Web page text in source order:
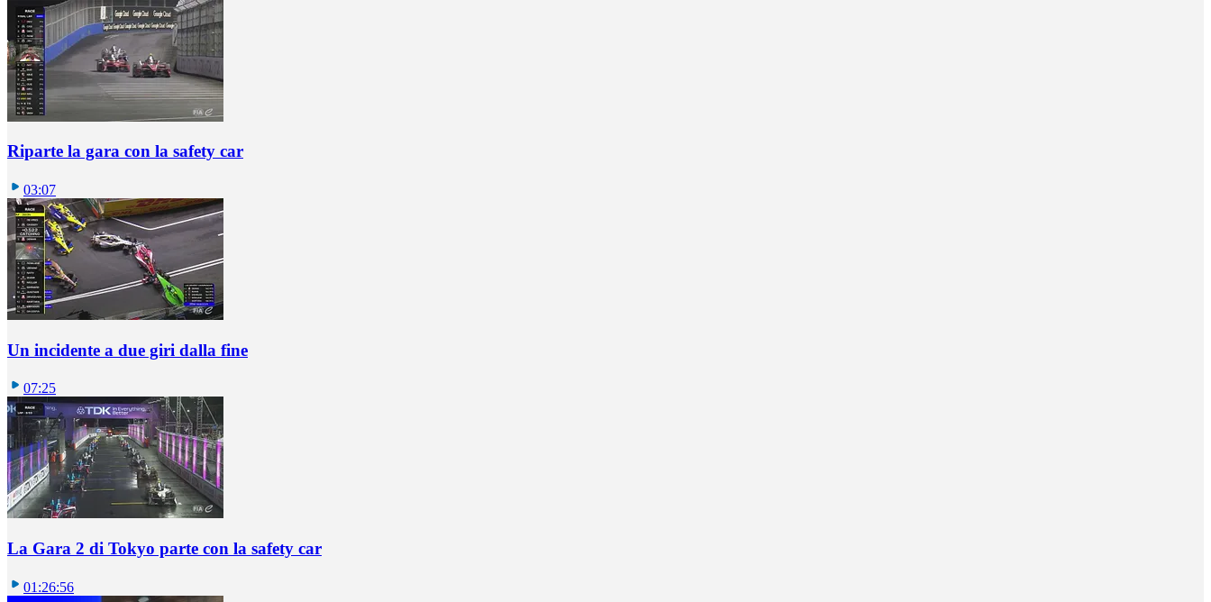
Riparte la gara con la safety car
03:07
Un incidente a due giri dalla fine
07:25
La Gara 2 di Tokyo parte con la safety car
01:26:56